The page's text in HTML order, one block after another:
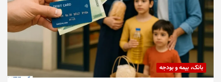
بانک، بیمه و بودجه